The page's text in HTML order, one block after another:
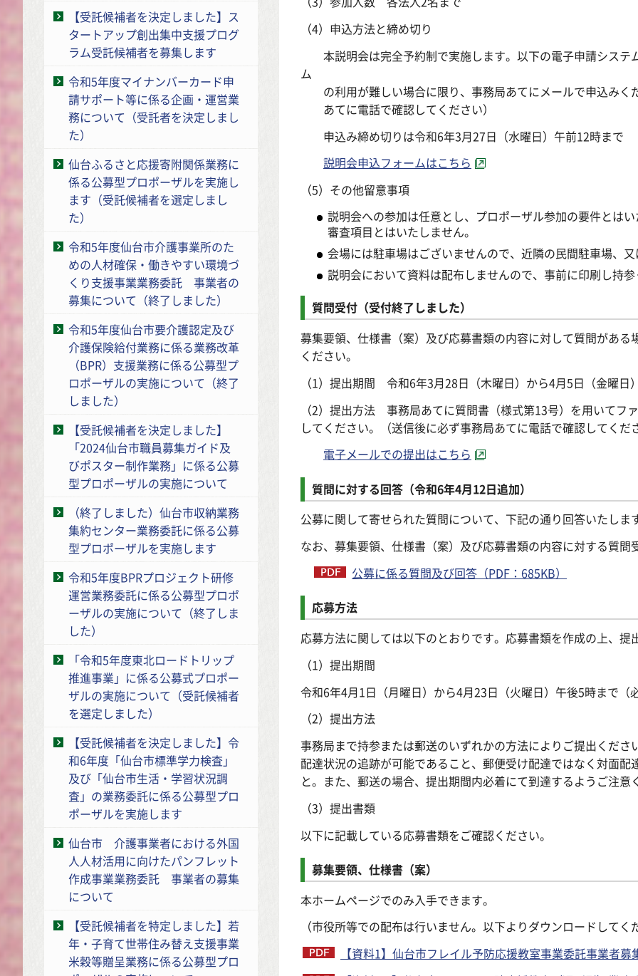
【受託候補者を決定しました】ス
タートアップ創出集中支援プログ
ラム受託候補者を募集します
令和5年度マイナンバーカード申
請サポート等に係る企画・運営業
務について（受託者を決定しまし
た）
仙台ふるさと応援寄附関係業務に
係る公募型プロポーザルを実施し
ます（受託候補者を選定しまし
た）
令和5年度仙台市介護事業所のた
めの人材確保・働きやすい環境づ
くり支援事業業務委託 事業者の
募集について（終了しました）
令和5年度仙台市要介護認定及び
介護保険給付業務に係る業務改革
（BPR）支援業務に係る公募型プ
ロポーザルの実施について（終了
しました）
【受託候補者を決定しました】
「2024仙台市職員募集ガイド及
びポスター制作業務」に係る公募
型プロポーザルの実施について
（終了しました）仙台市収納業務
集約センター業務委託に係る公募
型プロポーザルを実施します
令和5年度BPRプロジェクト研修
運営業務委託に係る公募型プロポ
ーザルの実施について（終了しま
した）
「令和5年度東北ロードトリップ
推進事業」に係る公募式プロポー
ザルの実施について（受託候補者
を選定しました）
【受託候補者を決定しました】令
和6年度「仙台市標準学力検査」
及び「仙台市生活・学習状況調
査」の業務委託に係る公募型プロ
ポーザルを実施します
仙台市 介護事業者における外国
人人材活用に向けたパンフレット
作成事業業務委託 事業者の募集
について
【受託候補者を特定しました】若
年・子育て世帯住み替え支援事業
米穀等贈呈業務に係る公募型プロ
（4）申込方法と締め切り
本説明会は完全予約制で実施します。以下の電子申請システ
ム
の利用が難しい場合に限り、事務局あてにメールで申込みく
あてに電話で確認してください）
申込み締め切りは令和6年3月27日（水曜日）午前12時まで
説明会申込フォームはこちら
（5）その他留意事項
説明会への参加は任意とし、プロポーザル参加の要件とは
審査項目とはいたしません。
会場には駐車場はございませんので、近隣の民間駐車場、
説明会において資料は配布しませんので、事前に印刷し持
質問受付（受付終了しました）
募集要領、仕様書（案）及び応募書類の内容に対して質問があ
ください。
（1）提出期間 令和6年3月28日（木曜日）から4月5日（金曜日
（2）提出方法 事務局あてに質問書（様式第13号）を用いてフ
してください。（送信後に必ず事務局あてに電話で確認してくだ
電子メールでの提出はこちら
質問に対する回答 （令和6年4月12日追加）
公募に関して寄せられた質問について、下記の通り回答いたしま
なお、募集要領、仕様書（案）及び応募書類の内容に対する質問
公募に係る質問及び回答（PDF：685KB）
応募方法
応募方法に関しては以下のとおりです。応募書類を作成の上、
（1）提出期間
令和6年4月1日（月曜日）から4月23日（火曜日）午後5時まで（
（2）提出方法
事務局まで持参または郵送のいずれかの方法によりご提出くだ
配達状況の追跡が可能であること、郵便受け配達ではなく対面
と。また、郵送の場合、提出期間内必着にて到達するようご注意
（3）提出書類
以下に記載している応募書類をご確認ください。
募集要領、仕様書（案）
本ホームページでのみ入手できます。
（市役所等での配布は行いません。以下よりダウンロードしてく
【資料1】仙台市フレイル予防応援教室事業委託事業者